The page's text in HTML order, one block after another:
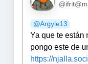
@Argyle13
Ya que te están
pongo este de
https://